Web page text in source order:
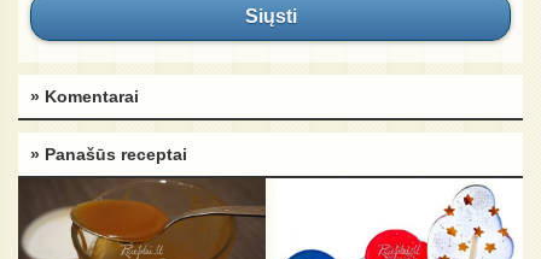
Siųsti
» Komentarai
» Panašūs receptai